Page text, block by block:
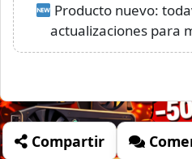
Producto nuevo:
actualizaciones para
Compartir